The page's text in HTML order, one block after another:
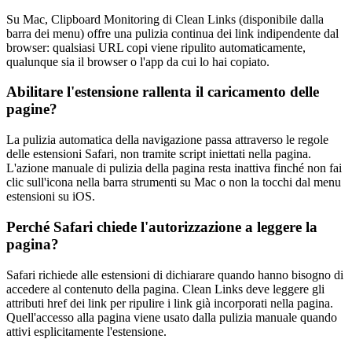
Su Mac, Clipboard Monitoring di Clean Links (disponibile dalla
barra dei menu) offre una pulizia continua dei link indipendente dal
browser: qualsiasi URL copi viene ripulito automaticamente,
qualunque sia il browser o l'app da cui lo hai copiato.
Abilitare l'estensione rallenta il caricamento delle
pagine?
La pulizia automatica della navigazione passa attraverso le regole
delle estensioni Safari, non tramite script iniettati nella pagina.
L'azione manuale di pulizia della pagina resta inattiva finché non fai
clic sull'icona nella barra strumenti su Mac o non la tocchi dal menu
estensioni su iOS.
Perché Safari chiede l'autorizzazione a leggere la
pagina?
Safari richiede alle estensioni di dichiarare quando hanno bisogno di
accedere al contenuto della pagina. Clean Links deve leggere gli
attributi href dei link per ripulire i link già incorporati nella pagina.
Quell'accesso alla pagina viene usato dalla pulizia manuale quando
attivi esplicitamente l'estensione.